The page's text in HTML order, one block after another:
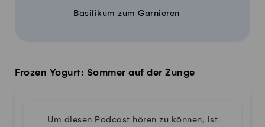
Basilikum zum Garnieren
Frozen Yogurt: Sommer auf der Zunge
Um diesen Podcast hören zu können, ist